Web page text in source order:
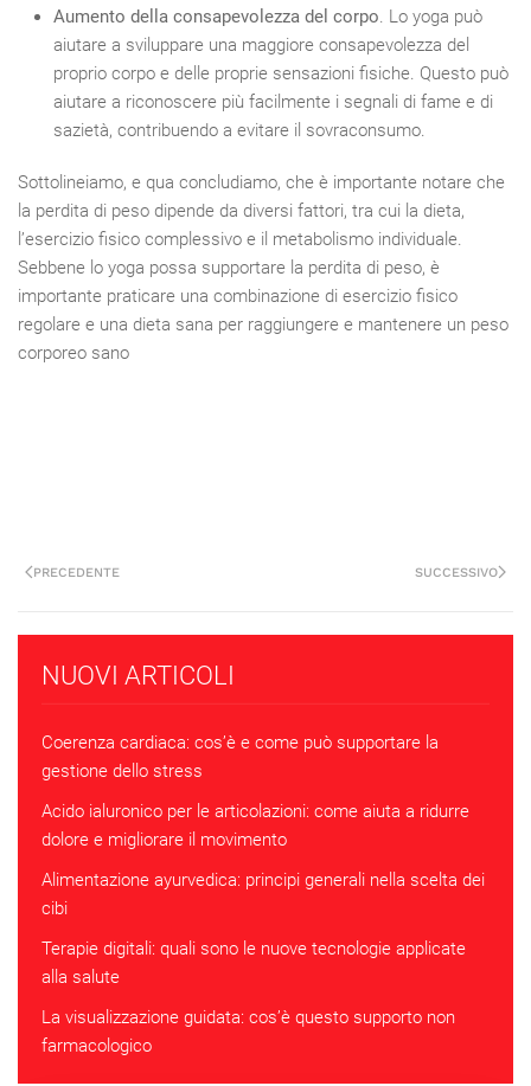
Aumento della consapevolezza del corpo. Lo yoga può
aiutare a sviluppare una maggiore consapevolezza del
proprio corpo e delle proprie sensazioni fisiche. Questo può
aiutare a riconoscere più facilmente i segnali di fame e di
sazietà, contribuendo a evitare il sovraconsumo.
Sottolineiamo, e qua concludiamo, che è importante notare che
la perdita di peso dipende da diversi fattori, tra cui la dieta,
l’esercizio fisico complessivo e il metabolismo individuale.
Sebbene lo yoga possa supportare la perdita di peso, è
importante praticare una combinazione di esercizio fisico
regolare e una dieta sana per raggiungere e mantenere un peso
corporeo sano
PRECEDENTE SUCCESSIVO
NUOVI ARTICOLI
Coerenza cardiaca: cos’è e come può supportare la
gestione dello stress
Acido ialuronico per le articolazioni: come aiuta a ridurre
dolore e migliorare il movimento
Alimentazione ayurvedica: principi generali nella scelta dei
cibi
Terapie digitali: quali sono le nuove tecnologie applicate
alla salute
La visualizzazione guidata: cos’è questo supporto non
farmacologico